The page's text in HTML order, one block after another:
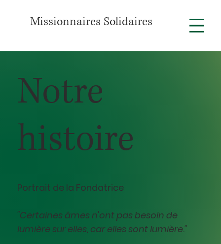
Missionnaires Solidaires
Notre
histoire
Portrait de la Fondatrice
"Certaines âmes n'ont pas besoin de
lumière sur elles, car elles sont lumière."